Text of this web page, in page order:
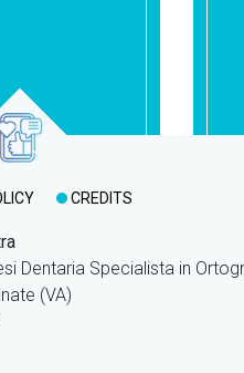
CREDITS
Dentaria Specialista in
(VA)